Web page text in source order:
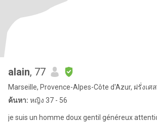
alain, 77
Marseille, Provence-Alpes-Côte d'Azur, ฝรั่งเศส
ค้นหา: หญิง 37 - 56
je suis un homme doux gentil généreux attentionné fidèle